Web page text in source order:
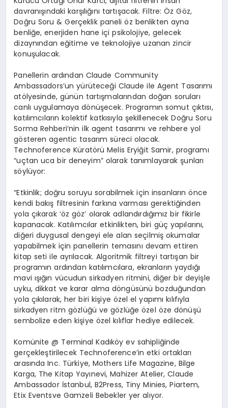
davranışındaki karşılığını tartışacak. Filtre: Öz Göz,
Doğru Soru & Gerçeklik paneli öz benlikten ayna
benliğe, enerjiden hane içi psikolojiye, gelecek
dizaynından eğitime ve teknolojiye uzanan zincir
konuşulacak.
Panellerin ardından Claude Community
Ambassadors’un yürüteceği Claude ile Agent Tasarımı
atölyesinde, günün tartışmalarından doğan soruları
canlı uygulamaya dönüşecek. Programın somut çıktısı,
katılımcıların kolektif katkısıyla şekillenecek Doğru Soru
Sorma Rehberi’nin ilk agent tasarımı ve rehbere yol
gösteren agentic tasarım süreci olacak.
Technoference Küratörü Melis Eryiğit Samir, programı
“uçtan uca bir deneyim” olarak tanımlayarak şunları
söylüyor:
“Etkinlik; doğru soruyu sorabilmek için insanların önce
kendi bakış filtresinin farkına varması gerektiğinden
yola çıkarak ‘öz göz’ olarak adlandırdığımız bir fikirle
kapanacak. Katılımcılar etkinlikten, biri güç yapılarını,
diğeri duygusal dengeyi ele alan seçilmiş okumalar
yapabilmek için panellerin temasını devam ettiren
kitap seti ile ayrılacak. Algoritmik filtreyi tartışan bir
programın ardından katılımcılara, ekranların yaydığı
mavi ışığın vücudun sirkadyen ritmini, diğer bir deyişle
uyku, dikkat ve karar alma döngüsünü bozduğundan
yola çıkılarak, her biri kişiye özel el yapımı kılıfıyla
sirkadyen ritm gözlüğü ve gözlüğe özel öze dönüşü
sembolize eden kişiye özel kılıflar hediye edilecek.
Komünite @ Terminal Kadıköy ev sahipliğinde
gerçekleştirilecek Technoference’in etki ortakları
arasında Inc. Türkiye, Mothers Life Magazine, Bilge
Karga, The Kitap Yayınevi, Mahizer Atelier, Claude
Ambassador İstanbul, B2Press, Tiny Minies, Piartem,
Etix Eventsve Gamzeli Bebekler yer alıyor.